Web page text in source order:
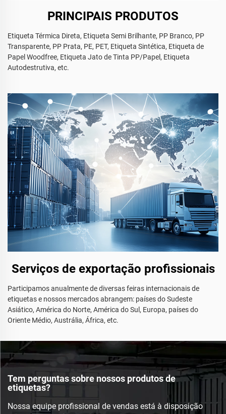
PRINCIPAIS PRODUTOS
Etiqueta Térmica Direta, Etiqueta Semi Brilhante, PP Branco, PP
Transparente, PP Prata, PE, PET, Etiqueta Sintética, Etiqueta de
Papel Woodfree, Etiqueta Jato de Tinta PP/Papel, Etiqueta
Autodestrutiva, etc.
Serviços de exportação profissionais
Participamos anualmente de diversas feiras internacionais de
etiquetas e nossos mercados abrangem: países do Sudeste
Asiático, América do Norte, América do Sul, Europa, países do
Oriente Médio, Austrália, África, etc.
Tem perguntas sobre nossos produtos de
etiquetas?
Nossa equipe profissional de vendas está à disposição